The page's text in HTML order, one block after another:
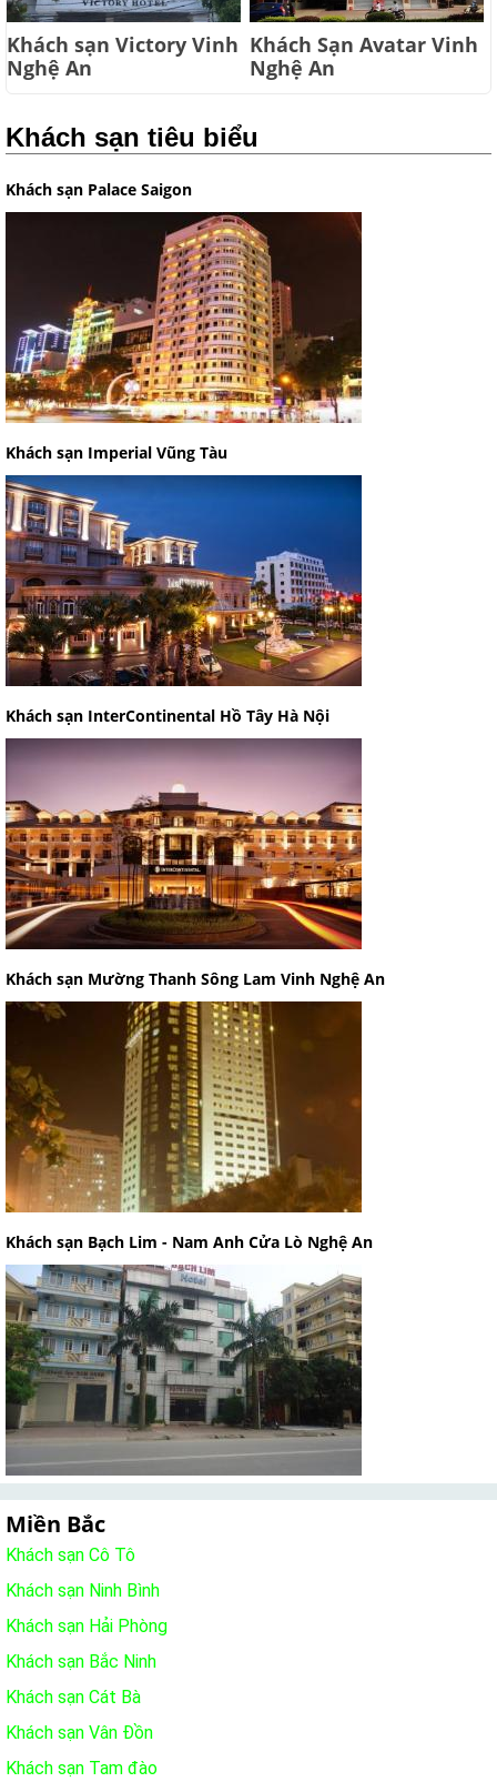
Khách sạn Victory Vinh
Nghệ An
Khách Sạn Avatar Vinh
Nghệ An
Khách sạn tiêu biểu
Khách sạn Palace Saigon
Khách sạn Imperial Vũng Tàu
Khách sạn InterContinental Hồ Tây Hà Nội
Khách sạn Mường Thanh Sông Lam Vinh Nghệ An
Khách sạn Bạch Lim - Nam Anh Cửa Lò Nghệ An
Miền Bắc
Khách sạn Cô Tô
Khách sạn Ninh Bình
Khách sạn Hải Phòng
Khách sạn Bắc Ninh
Khách sạn Cát Bà
Khách sạn Vân Đồn
Khách sạn Tam đào